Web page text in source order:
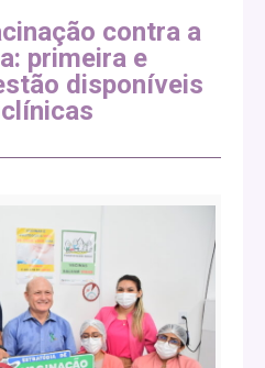
contra a
primeira e
disponíveis